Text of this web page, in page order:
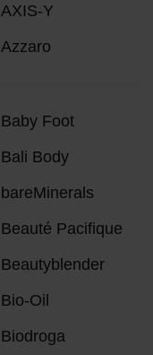
AXIS-Y
Azzaro
Baby Foot
Bali Body
bareMinerals
Beauté Pacifique
Beautyblender
Bio-Oil
Biodroga